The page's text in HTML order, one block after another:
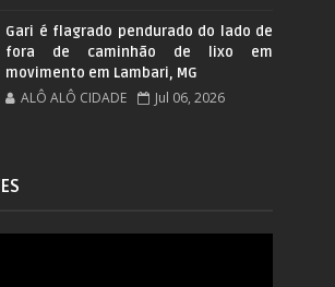
Gari é flagrado pendurado do lado de
fora de caminhão de lixo em
movimento em Lambari, MG
ALÔ ALÔ CIDADE Jul 06, 2026